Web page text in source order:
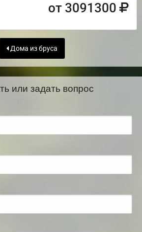
от 3091300
Дома из бруса
или задать вопрос